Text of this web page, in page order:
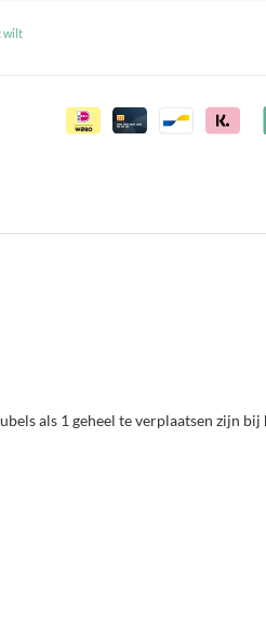
wilt
als 1 geheel te verplaatsen zijn bij